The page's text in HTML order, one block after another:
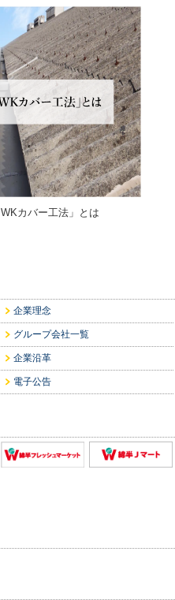
カバー工法」とは
企業理念
グループ会社一覧
企業沿革
電子公告